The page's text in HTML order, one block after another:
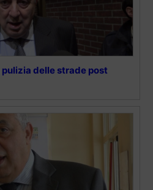
delle strade post